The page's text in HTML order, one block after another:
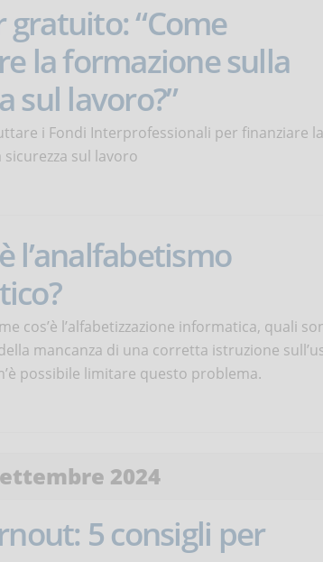
“Come
la formazione sulla
sul lavoro?”
i Fondi Interprofessionali per finanziare la
sul lavoro
l’analfabetismo
cos’è l’alfabetizzazione informatica, quali
mancanza di una corretta istruzione
possibile limitare questo problema.
2024
5 consigli per